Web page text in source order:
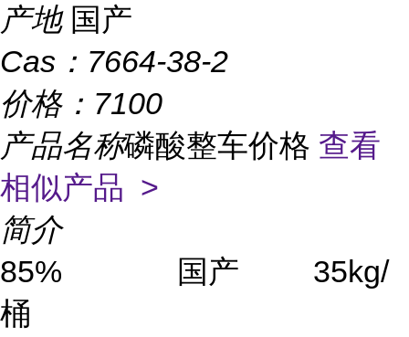
产地 国产
Cas： 7664-38-2
价格： 7100
产品名称磷酸整车价格 查看
相似产品 >
简介
85% 国产 35kg/
桶